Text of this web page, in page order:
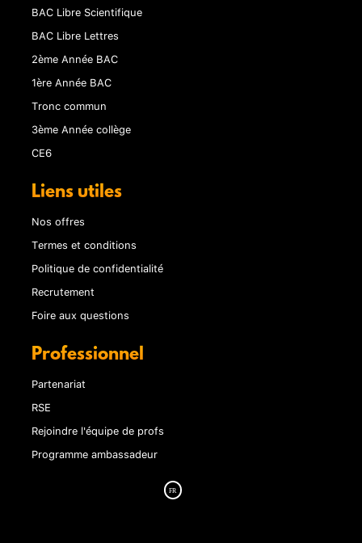
BAC Libre Scientifique
BAC Libre Lettres
2ème Année BAC
1ère Année BAC
Tronc commun
3ème Année collège
CE6
Liens utiles
Nos offres
Termes et conditions
Politique de confidentialité
Recrutement
Foire aux questions
Professionnel
Partenariat
RSE
Rejoindre l'équipe de profs
Programme ambassadeur